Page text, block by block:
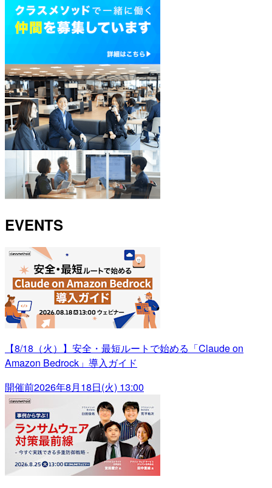
EVENTS
【8/18（火）】安全・最短ルートで始める「Claude on
Amazon Bedrock」導入ガイド
開催前2026年8月18日(火) 13:00